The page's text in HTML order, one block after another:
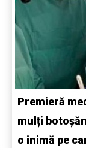
Premieră
mulți
o inimă pe